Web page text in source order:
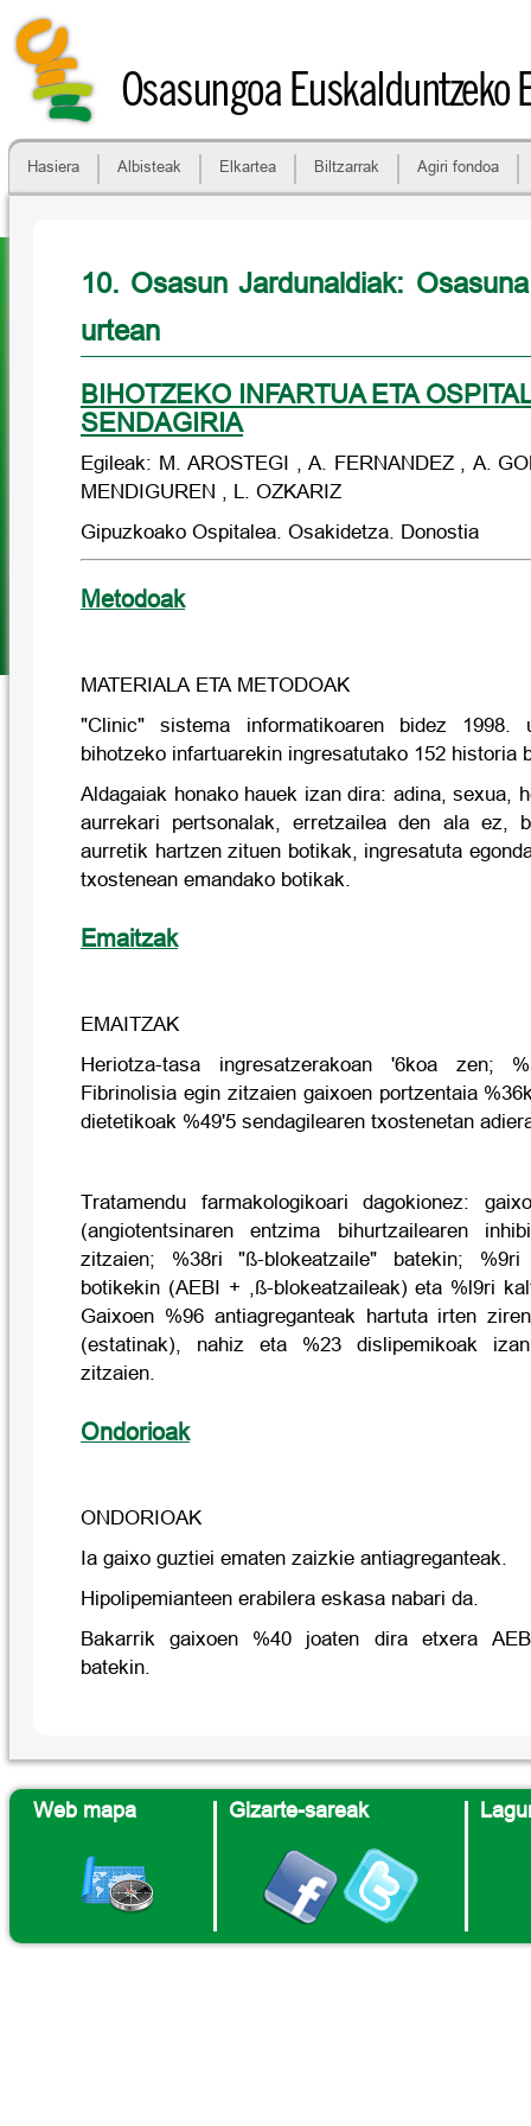
Osasungoa Euskalduntzeko
Hasiera Albisteak Elkartea Biltzarrak Agiri fondoa
10. Osasun Jardunaldiak:
urtean
BIHOTZEKO INFARTUA ETA
SENDAGIRIA
Egileak: M. AROSTEGI , A. FERNANDEZ , A.
MENDIGUREN , L. OZKARIZ
Gipuzkoako Ospitalea. Osakidetza. Donostia
Metodoak
MATERIALA ETA METODOAK
"Clinic" sistema informatikoaren bidez 1998.
bihotzeko infartuarekin ingresatutako 152 historia
Aldagaiak honako hauek izan dira: adina, sexua,
aurrekari pertsonalak, erretzailea den ala ez,
aurretik hartzen zituen botikak, ingresatuta
txostenean emandako botikak.
Emaitzak
EMAITZAK
Heriotza-tasa ingresatzerakoan '6koa zen;
Fibrinolisia egin zitzaien gaixoen portzentaia
dietetikoak %49'5 sendagilearen txostenetan
Tratamendu farmakologikoari dagokionez:
(angiotentsinaren entzima bihurtzailearen
zitzaien; %38ri "ß-blokeatzaile" batekin;
botikekin (AEBI + ,ß-blokeatzaileak) eta %l9ri
Gaixoen %96 antiagreganteak hartuta irten
(estatinak), nahiz eta %23 dislipemikoak
zitzaien.
Ondorioak
ONDORIOAK
Ia gaixo guztiei ematen zaizkie antiagreganteak.
Hipolipemianteen erabilera eskasa nabari da.
Bakarrik gaixoen %40 joaten dira etxera
batekin.
Web mapa Gizarte-sareak